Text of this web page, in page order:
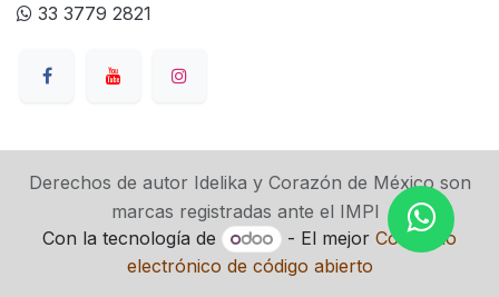
33 3779 2821
Derechos de autor Idelika y Corazón de México son
marcas registradas ante el IMPI
Con la tecnología de
- El mejorComercio
electrónico de código abierto